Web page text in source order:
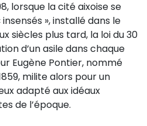
lorsque la cité aixoise se
», installé dans le
siècles plus tard, la loi du 30
d’un asile dans chaque
Eugène Pontier, nommé
milite alors pour un
adapté aux idéaux
de l’époque.